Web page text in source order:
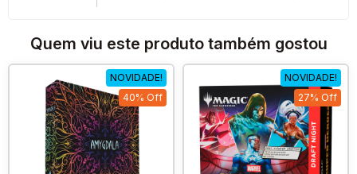
Quem viu este produto também gostou
NOVIDADE!
40% Off
NOVIDADE!
27% Off